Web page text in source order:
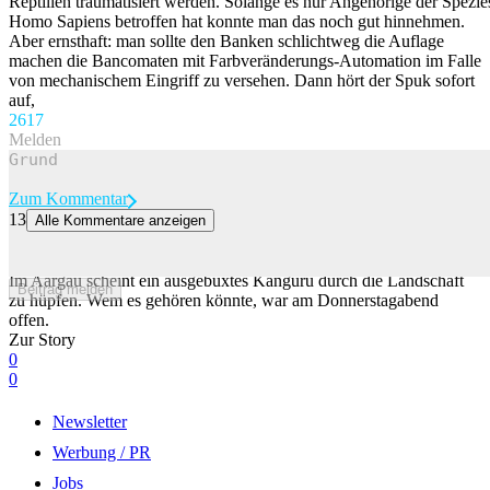
Homo Sapiens betroffen hat konnte man das noch gut hinnehmen.
Aber ernsthaft: man sollte den Banken schlichtweg die Auflage
machen die Bancomaten mit Farbveränderungs-Automation im Falle
von mechanischem Eingriff zu versehen. Dann hört der Spuk sofort
auf,
2617
Melden
Beitrag melden
Zum Kommentar
13 Alle Kommentare anzeigen
Im Aargau scheint ein ausgebüxtes Känguru durch die Landschaft
zu hüpfen. Wem es gehören könnte, war am Donnerstagabend
offen.
Zur Story
0
0
Newsletter
Werbung / PR
Jobs